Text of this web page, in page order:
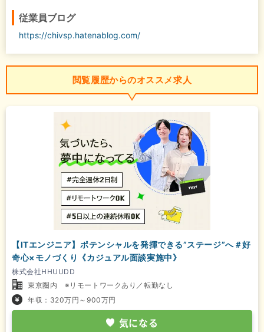
従業員ブログ
https://chivsp.hatenablog.com/
閲覧履歴からのオススメ求人
【ITエンジニア】ポテンシャルを発揮できる”ステージ”へ＃好
奇心×モノづくり《カジュアル面談実施中》
株式会社HHUUDD
東京圏内 ※リモートワークあり／転勤なし
年収：320万円～900万円
気になる